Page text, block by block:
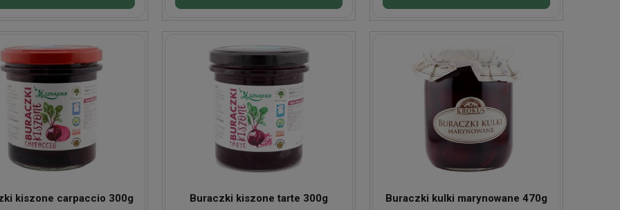
kiszone carpaccio 300g Buraczki kiszone tarte 300g Buraczki kulki marynowane 470g